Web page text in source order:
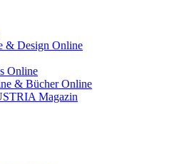
& Design Online
Online
& Bücher Online
Magazin